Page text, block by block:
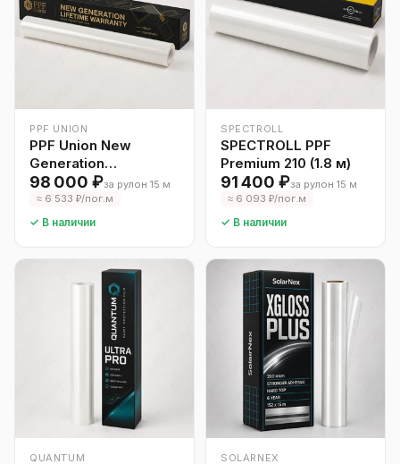
PPF UNION
PPF Union New
Generation
(пожизненная
гарантия)
98 000 ₽за рулон 15 м
≈ 6 533 ₽/пог.м
✓ В наличии
SPECTROLL
SPECTROLL PPF
Premium 210 (1.8 м)
91 400 ₽за рулон 15 м
≈ 6 093 ₽/пог.м
✓ В наличии
QUANTUM SOLARNEX